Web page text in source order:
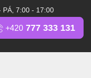
PÁ, 7:00 - 17:00
+420 777 333 131